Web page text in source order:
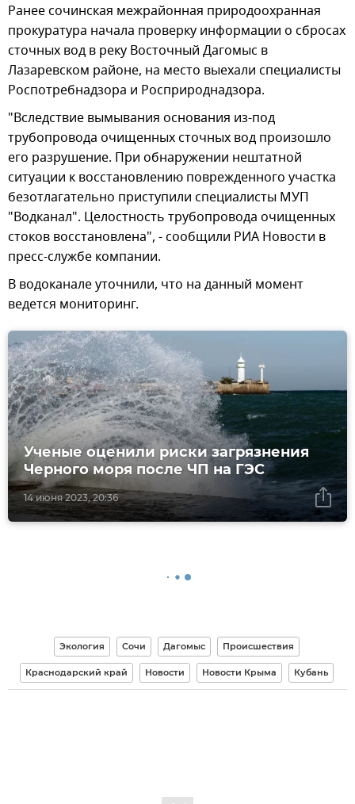
Ранее сочинская межрайонная природоохранная
прокуратура начала проверку информации о сбросах
сточных вод в реку Восточный Дагомыс в
Лазаревском районе, на место выехали специалисты
Роспотребнадзора и Росприроднадзора.
"Вследствие вымывания основания из-под
трубопровода очищенных сточных вод произошло
его разрушение. При обнаружении нештатной
ситуации к восстановлению поврежденного участка
безотлагательно приступили специалисты МУП
"Водканал". Целостность трубопровода очищенных
стоков восстановлена", - сообщили РИА Новости в
пресс-службе компании.
В водоканале уточнили, что на данный момент
ведется мониторинг.
14 июня 2023, 20:36
Ученые оценили риски загрязнения
Черного моря после ЧП на ГЭС
Экология Сочи Дагомыс Происшествия
Краснодарский край Новости Новости Крыма Кубань